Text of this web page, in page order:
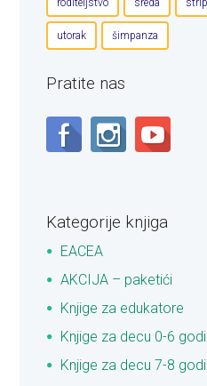
roditeljstvo sreda
utorak šimpanza
Pratite nas
Kategorije knjiga
EACEA
AKCIJA – paketići
Knjige za edukatore
Knjige za decu 0-6
Knjige za decu 7-8